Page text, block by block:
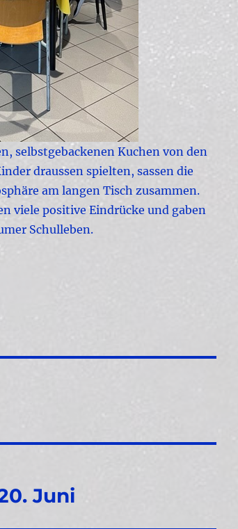
selbstgebackenen Kuchen von den
draussen spielten, sassen die
am langen Tisch zusammen.
viele positive Eindrücke und gaben
Schulleben.
Juni